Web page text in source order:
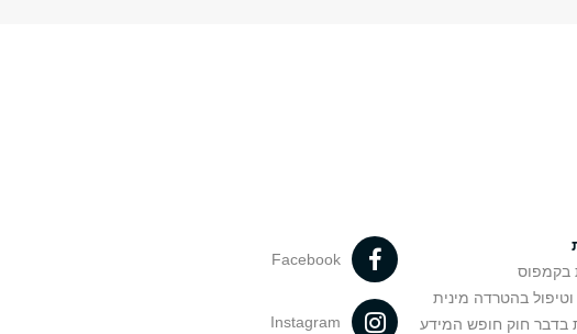
בקמפוס
בהטרדה מינית
בדבר חוק חופש המידע
Facebook
Instagram